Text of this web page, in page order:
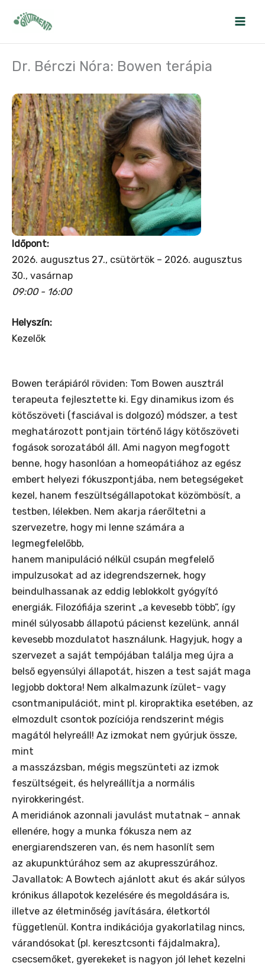
Dr. Bérczi Nóra: Bowen terápia
Időpont:
2026. augusztus 27., csütörtök – 2026. augusztus
30., vasárnap
09:00 - 16:00
Helyszín:
Kezelők
Bowen terápiáról röviden: Tom Bowen ausztrál
terapeuta fejlesztette ki. Egy dinamikus izom és
kötőszöveti (fasciával is dolgozó) módszer, a test
meghatározott pontjain történő lágy kötőszöveti
fogások sorozatából áll. Ami nagyon megfogott
benne, hogy hasonlóan a homeopátiához az egész
embert helyezi fókuszpontjába, nem betegségeket
kezel, hanem feszültségállapotokat közömbösít, a
testben, lélekben. Nem akarja ráerőltetni a
szervezetre, hogy mi lenne számára a
legmegfelelőbb,
hanem manipuláció nélkül csupán megfelelő
impulzusokat ad az idegrendszernek, hogy
beindulhassanak az eddig leblokkolt gyógyító
energiák. Filozófiája szerint „a kevesebb több”, így
minél súlyosabb állapotú pácienst kezelünk, annál
kevesebb mozdulatot használunk. Hagyjuk, hogy a
szervezet a saját tempójában találja meg újra a
belső egyensúlyi állapotát, hiszen a test saját maga
legjobb doktora! Nem alkalmazunk ízület- vagy
csontmanipulációt, mint pl. kiropraktika esetében, az
elmozdult csontok pozíciója rendszerint mégis
magától helyreáll! Az izmokat nem gyúrjuk össze,
mint
a masszázsban, mégis megszünteti az izmok
feszültségeit, és helyreállítja a normális
nyirokkeringést.
A meridiánok azonnali javulást mutatnak – annak
ellenére, hogy a munka fókusza nem az
energiarendszeren van, és nem hasonlít sem
az akupunktúrához sem az akupresszúrához.
Javallatok: A Bowtech ajánlott akut és akár súlyos
krónikus állapotok kezelésére és megoldására is,
illetve az életminőség javítására, életkortól
függetlenül. Kontra indikációja gyakorlatilag nincs,
várandósokat (pl. keresztcsonti fájdalmakra),
csecsemőket, gyerekeket is nagyon jól lehet kezelni